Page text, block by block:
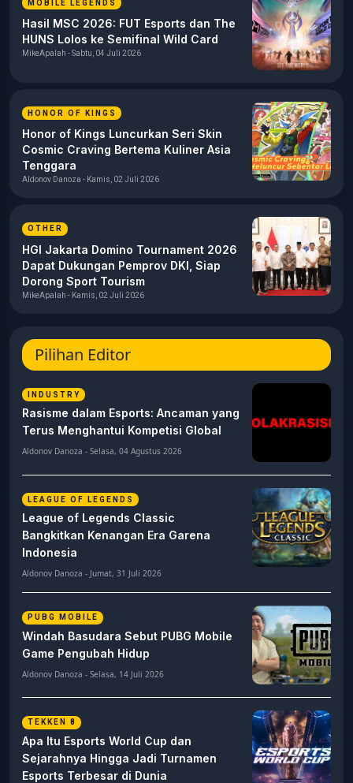
MOBILE LEGENDS
Hasil MSC 2026: FUT Esports dan The
HUNS Lolos ke Semifinal Wild Card
MikeApalah - Sabtu, 04 Juli 2026
HONOR OF KINGS
Honor of Kings Luncurkan Seri Skin
Cosmic Craving Bertema Kuliner Asia
Tenggara
Aldonov Danoza - Kamis, 02 Juli 2026
OTHER
HGI Jakarta Domino Tournament 2026
Dapat Dukungan Pemprov DKI, Siap
Dorong Sport Tourism
MikeApalah - Kamis, 02 Juli 2026
Pilihan Editor
INDUSTRY
Rasisme dalam Esports: Ancaman yang
Terus Menghantui Kompetisi Global
Aldonov Danoza - Selasa, 04 Agustus 2026
LEAGUE OF LEGENDS
League of Legends Classic
Bangkitkan Kenangan Era Garena
Indonesia
Aldonov Danoza - Jumat, 31 Juli 2026
PUBG MOBILE
Windah Basudara Sebut PUBG Mobile
Game Pengubah Hidup
Aldonov Danoza - Selasa, 14 Juli 2026
TEKKEN 8
Apa Itu Esports World Cup dan
Sejarahnya Hingga Jadi Turnamen
Esports Terbesar di Dunia